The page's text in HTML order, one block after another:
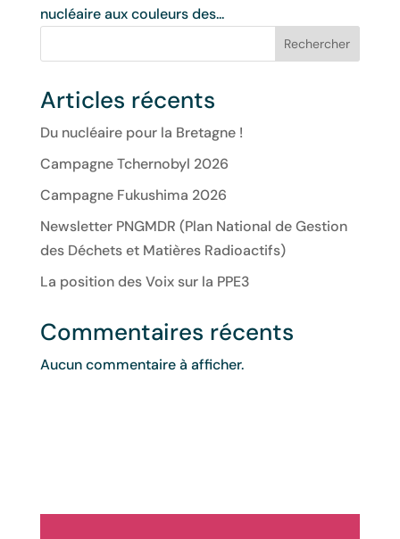
nucléaire aux couleurs des...
Rechercher
Articles récents
Du nucléaire pour la Bretagne !
Campagne Tchernobyl 2026
Campagne Fukushima 2026
Newsletter PNGMDR (Plan National de Gestion
des Déchets et Matières Radioactifs)
La position des Voix sur la PPE3
Commentaires récents
Aucun commentaire à afficher.